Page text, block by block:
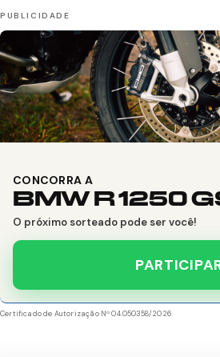
CONCORRA A
BMW R 1250
O próximo sorteado pode ser você!
Certificado de Autorização Nº 04.050358/2026